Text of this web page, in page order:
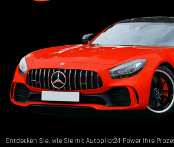
Entdecken Sie, wie Sie mit Autopilot24-Power Ihre